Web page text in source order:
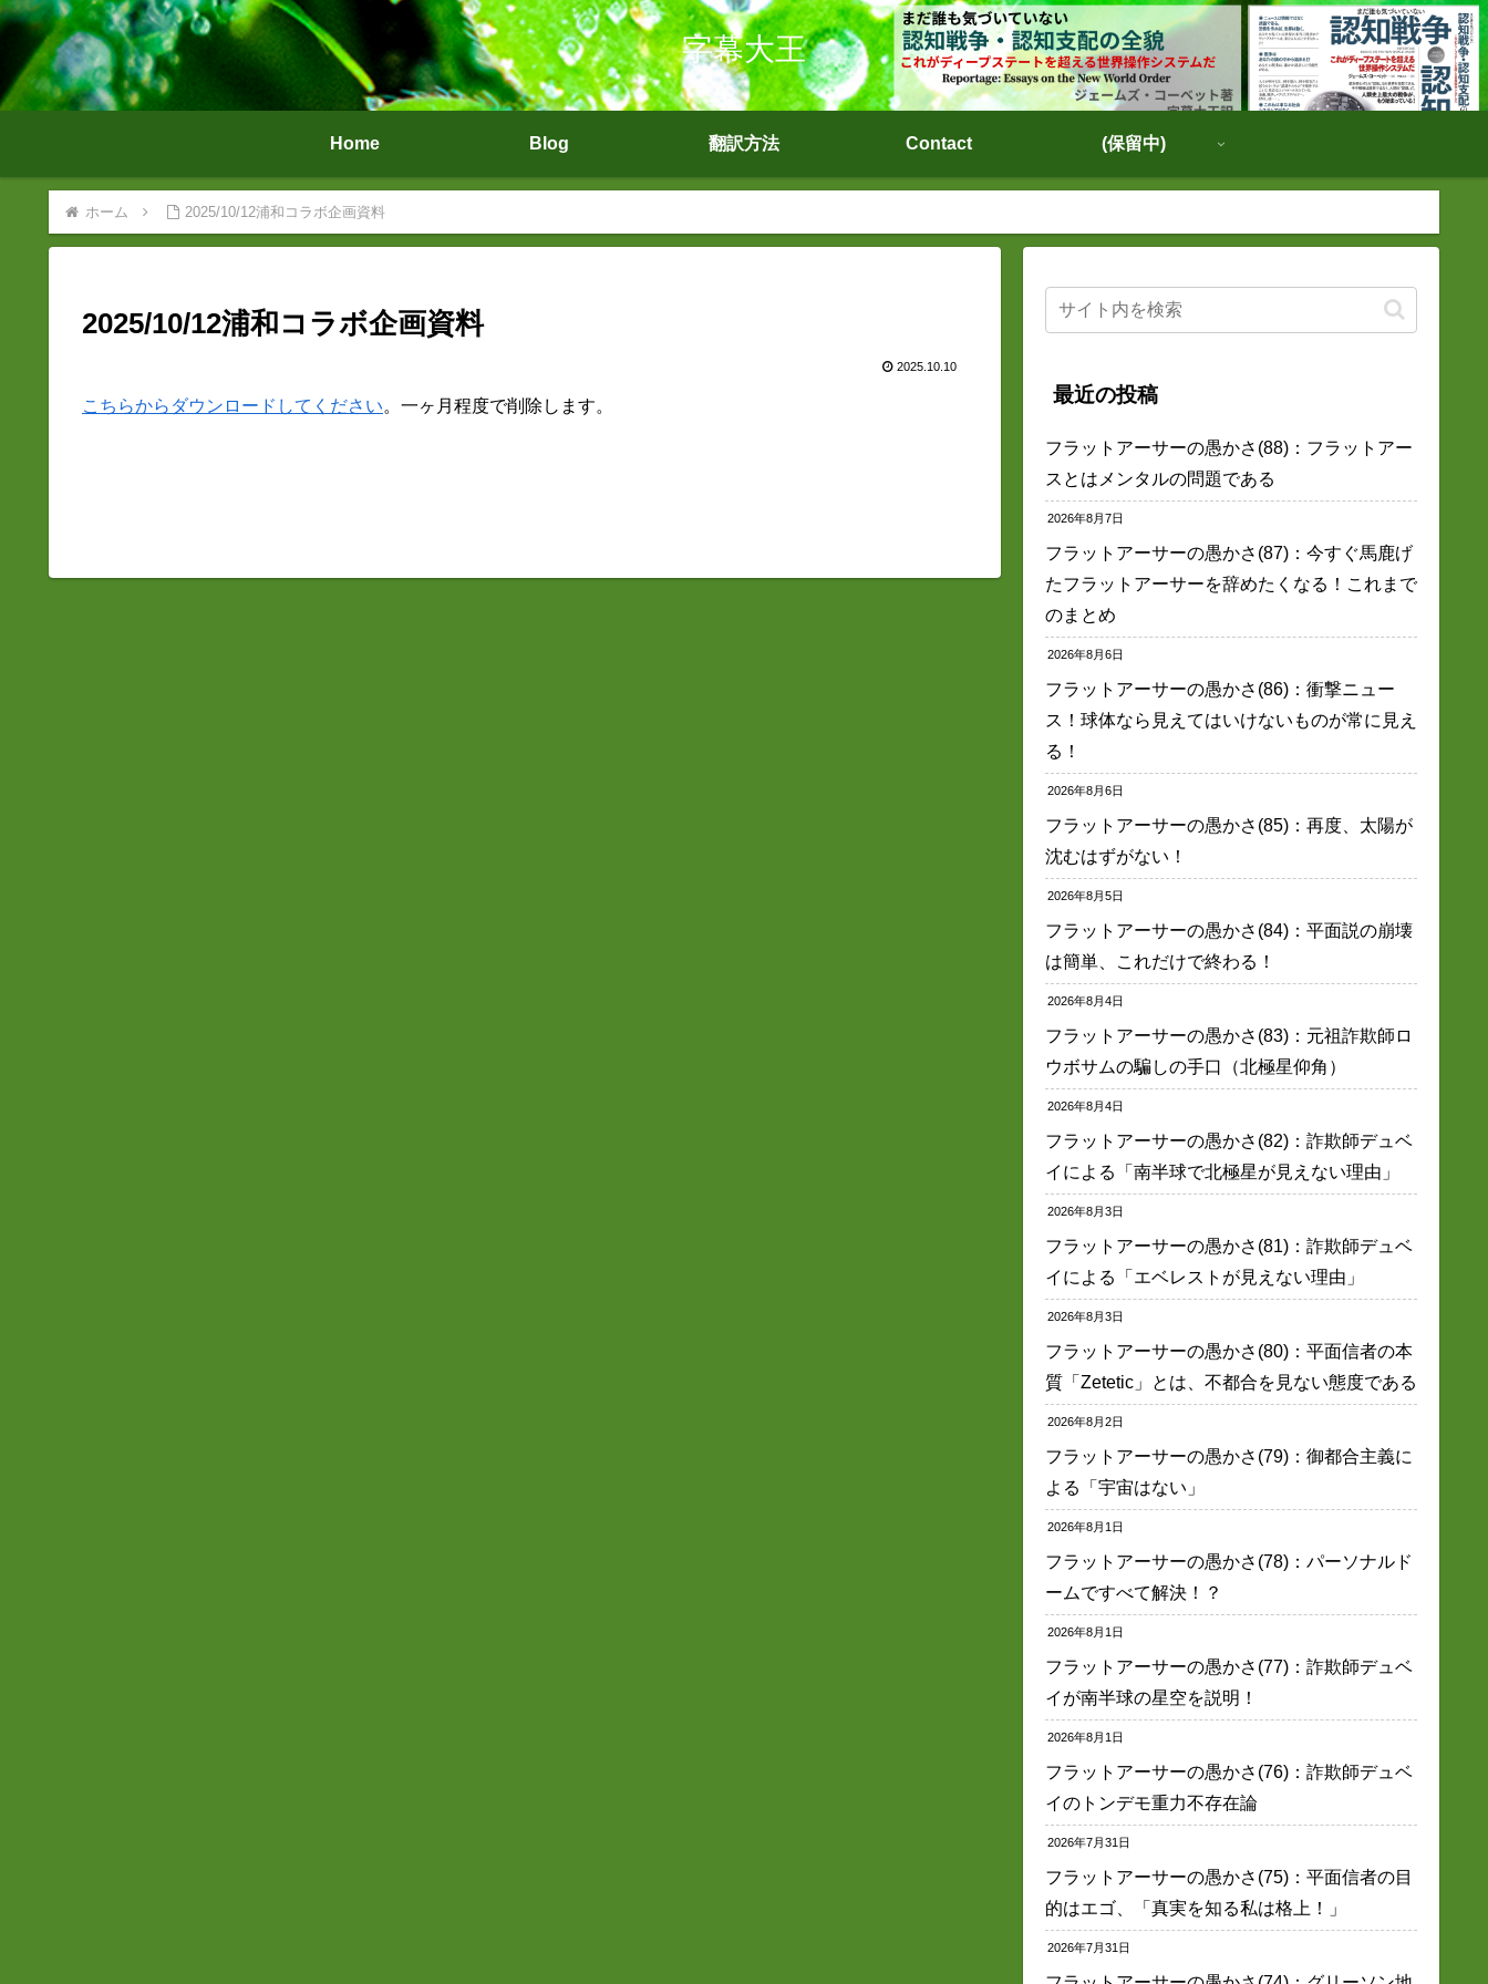
字幕大王
Home Blog 翻訳方法 Contact (保留中)
ホーム 2025/10/12浦和コラボ企画資料
2025/10/12浦和コラボ企画資料
2025.10.10
こちらからダウンロードしてください。一ヶ月程度で削除します。 最近の投稿
フラットアーサーの愚かさ(88)：フラットアー
スとはメンタルの問題である
2026年8月7日
フラットアーサーの愚かさ(87)：今すぐ馬鹿げ
たフラットアーサーを辞めたくなる！これまで
のまとめ
2026年8月6日
フラットアーサーの愚かさ(86)：衝撃ニュー
ス！球体なら見えてはいけないものが常に見え
る！
2026年8月6日
フラットアーサーの愚かさ(85)：再度、太陽が
沈むはずがない！
2026年8月5日
フラットアーサーの愚かさ(84)：平面説の崩壊
は簡単、これだけで終わる！
2026年8月4日
フラットアーサーの愚かさ(83)：元祖詐欺師ロ
ウボサムの騙しの手口（北極星仰角）
2026年8月4日
フラットアーサーの愚かさ(82)：詐欺師デュベ
イによる「南半球で北極星が見えない理由」
2026年8月3日
フラットアーサーの愚かさ(81)：詐欺師デュベ
イによる「エベレストが見えない理由」
2026年8月3日
フラットアーサーの愚かさ(80)：平面信者の本
質「Zetetic」とは、不都合を見ない態度である
2026年8月2日
フラットアーサーの愚かさ(79)：御都合主義に
よる「宇宙はない」
2026年8月1日
フラットアーサーの愚かさ(78)：パーソナルド
ームですべて解決！？
2026年8月1日
フラットアーサーの愚かさ(77)：詐欺師デュベ
イが南半球の星空を説明！
2026年8月1日
フラットアーサーの愚かさ(76)：詐欺師デュベ
イのトンデモ重力不存在論
2026年7月31日
フラットアーサーの愚かさ(75)：平面信者の目
的はエゴ、「真実を知る私は格上！」
2026年7月31日